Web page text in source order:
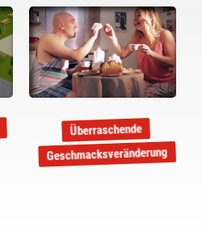
Überraschende
Geschmacksveränderung